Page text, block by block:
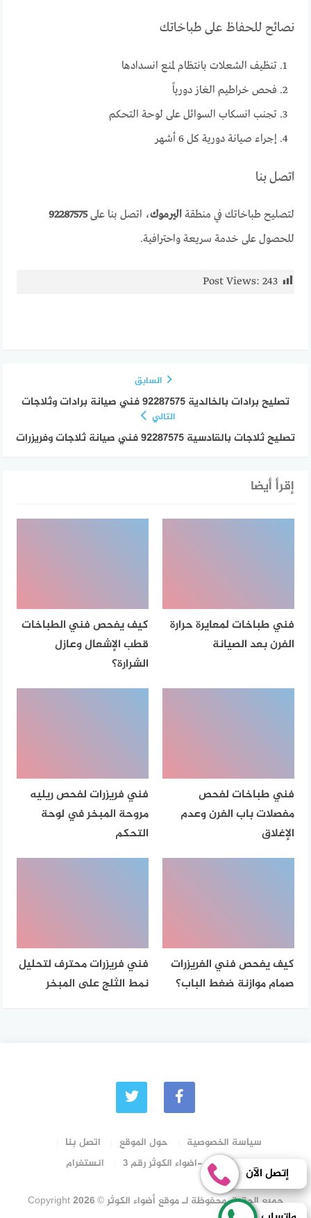
نصائح للحفاظ على طباخاتك
تنظيف الشعلات بانتظام لمنع انسدادها
فحص خراطيم الغاز دورياً
تجنب انسكاب السوائل على لوحة التحكم
إجراء صيانة دورية كل 6 أشهر
اتصل بنا
لتصليح طباخاتك في منطقةاليرموك، اتصل بنا على92287575
للحصول على خدمة سريعة واحترافية.
Post Views: 243
السابق
تصليح برادات بالخالدية 92287575 فني صيانة برادات وثلاجات
التالي
تصليح ثلاجات بالقادسية 92287575 فني صيانة ثلاجات وفريزرات
إقرأ أيضا
فني طباخات لمعايرة حرارة
الفرن بعد الصيانة
كيف يفحص فني الطباخات
قطب الإشعال وعازل
الشرارة؟
فني طباخات لفحص
مفصلات باب الفرن وعدم
الإغلاق
فني فريزرات لفحص ريليه
مروحة المبخر في لوحة
التحكم
كيف يفحص فني الفريزرات
صمام موازنة ضغط الباب؟
فني فريزرات محترف لتحليل
نمط الثلج على المبخر
سياسة الخصوصية حول الموقع
اتصل بنا
رقم الترخيص -اضواء الكوثر رقم 3
انستغرام
جميع الحقوق محفوظة لـ موقع أضواء الكوثر © Copyright 2026
إتصل الآن